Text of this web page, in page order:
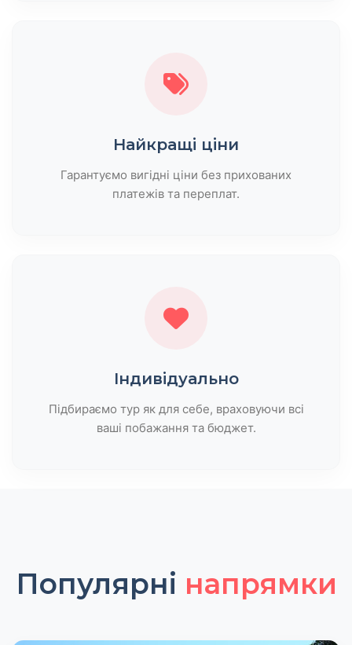
Найкращі ціни
Гарантуємо вигідні ціни без прихованих
платежів та переплат.
Індивідуально
Підбираємо тур як для себе, враховуючи всі
ваші побажання та бюджет.
Популярні напрямки